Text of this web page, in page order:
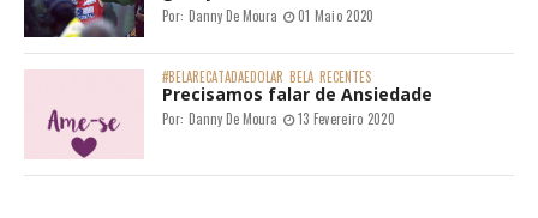
Por: Danny De Moura 01 Maio 2020
#BELARECATADAEDOLAR BELA RECENTES
Precisamos falar de Ansiedade
Por: Danny De Moura 13 Fevereiro 2020